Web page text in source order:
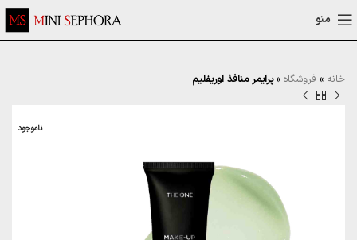
منو
خانه » فروشگاه »پرایمر منافذ اوریفلیم
ناموجود